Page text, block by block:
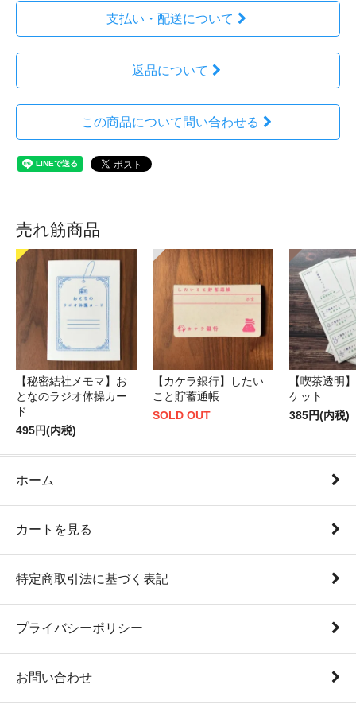
支払い・配送について
返品について
この商品について問い合わせる
売れ筋商品
【秘密結社メモマ】お
となのラジオ体操カー
ド
495円(内税)
【カケラ銀行】したい
こと貯蓄通帳
SOLD OUT
【喫茶透明
ケット
385円(内税)
ホーム
カートを見る
特定商取引法に基づく表記
プライバシーポリシー
お問い合わせ